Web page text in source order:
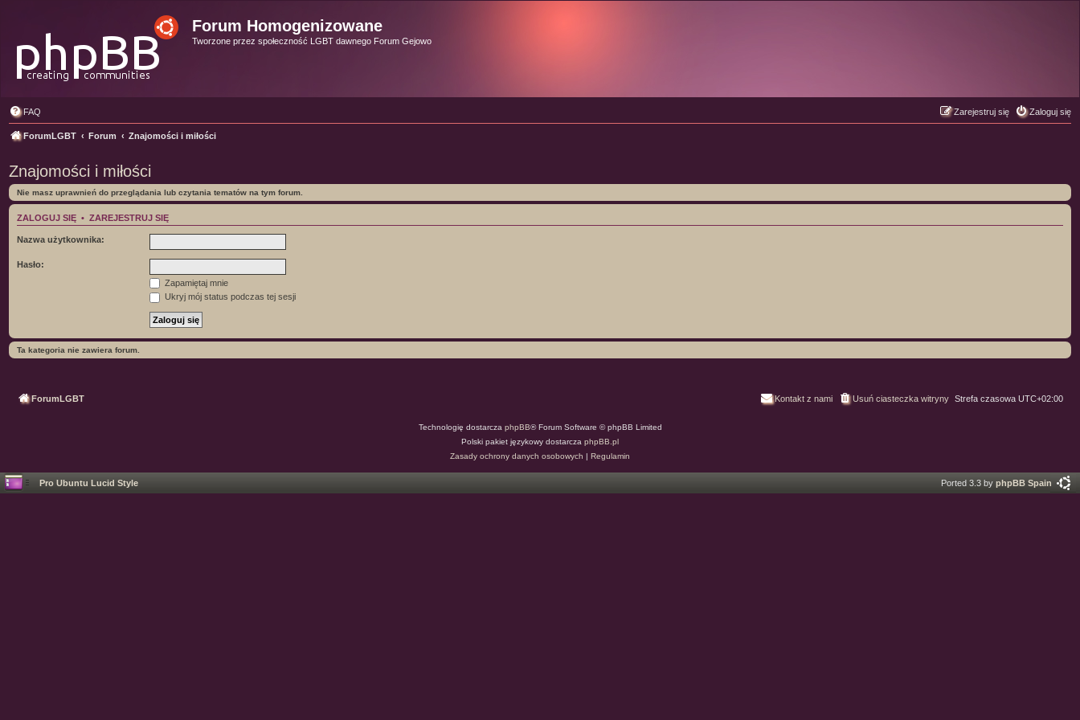
Forum Homogenizowane
Tworzone przez społeczność LGBT dawnego Forum Gejowo
FAQ Zaloguj się
Zarejestruj się
ForumLGBT Forum Znajomości i miłości
Znajomości i miłości
Nie masz uprawnień do przeglądania lub czytania tematów na tym forum.
ZALOGUJ SIĘ • ZAREJESTRUJ SIĘ
Nazwa użytkownika:
Hasło:
Zapamiętaj mnie
Ukryj mój status podczas tej sesji
Ta kategoria nie zawiera forum.
ForumLGBT Strefa czasowa UTC+02:00
Usuń ciasteczka witryny
Kontakt z nami
Technologię dostarcza phpBB® Forum Software © phpBB Limited
Polski pakiet językowy dostarcza phpBB.pl
Zasady ochrony danych osobowych | Regulamin
Pro Ubuntu Lucid Style Ported 3.3 by phpBB Spain